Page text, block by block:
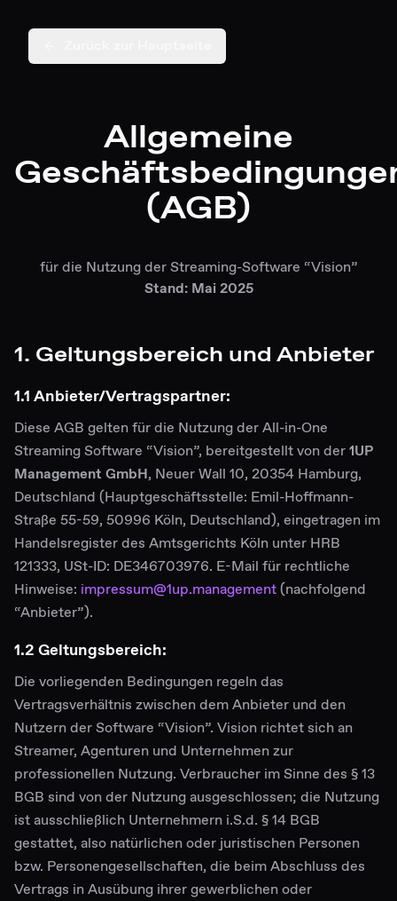
Allgemeine
(AGB)
für die Nutzung der Streaming-Software “Vision”
Stand: Mai 2025
1. Geltungsbereich und Anbieter
1.1 Anbieter/Vertragspartner:
Diese AGB gelten für die Nutzung der All-in-One
Streaming Software “Vision”, bereitgestellt von der1UP
Management GmbH, Neuer Wall 10, 20354 Hamburg,
Deutschland (Hauptgeschäftsstelle: Emil-Hoffmann-
Straße 55-59, 50996 Köln, Deutschland), eingetragen im
Handelsregister des Amtsgerichts Köln unter HRB
121333, USt-ID: DE346703976. E-Mail für rechtliche
Hinweise: impressum@1up.management(nachfolgend
“Anbieter”).
1.2 Geltungsbereich:
Die vorliegenden Bedingungen regeln das
Vertragsverhältnis zwischen dem Anbieter und den
Nutzern der Software “Vision”. Vision richtet sich an
Streamer, Agenturen und Unternehmen zur
professionellen Nutzung. Verbraucher im Sinne des § 13
BGB sind von der Nutzung ausgeschlossen; die Nutzung
ist ausschließlich Unternehmern i.S.d. § 14 BGB
gestattet, also natürlichen oder juristischen Personen
bzw. Personengesellschaften, die beim Abschluss des
Vertrags in Ausübung ihrer gewerblichen oder